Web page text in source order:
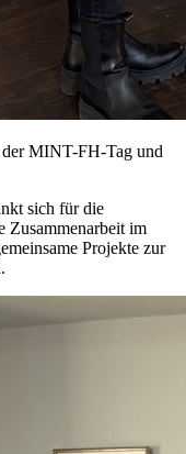
der MINT-FH-Tag und
sich für die
Zusammenarbeit im
Projekte zur